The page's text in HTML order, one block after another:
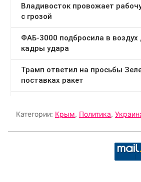
Категории: Крым, Политика,